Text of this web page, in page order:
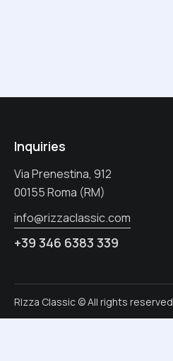
Inquiries
Via Prenestina, 912
00155 Roma (RM)
info@rizzaclassic.com
+39 346 6383 339
RIzza Classic © All rights reserved.